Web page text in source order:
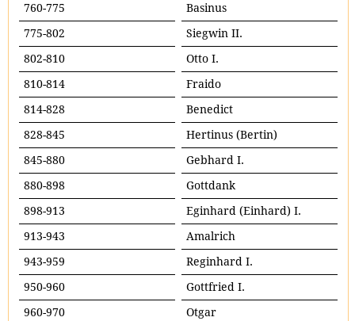
760-775
Basinus
775-802
Siegwin II.
802-810
Otto I.
810-814
Fraido
814-828
Benedict
828-845
Hertinus (Bertin)
845-880
Gebhard I.
880-898
Gottdank
898-913
Eginhard (Einhard) I.
913-943
Amalrich
943-959
Reginhard I.
950-960
Gottfried I.
960-970
Otgar